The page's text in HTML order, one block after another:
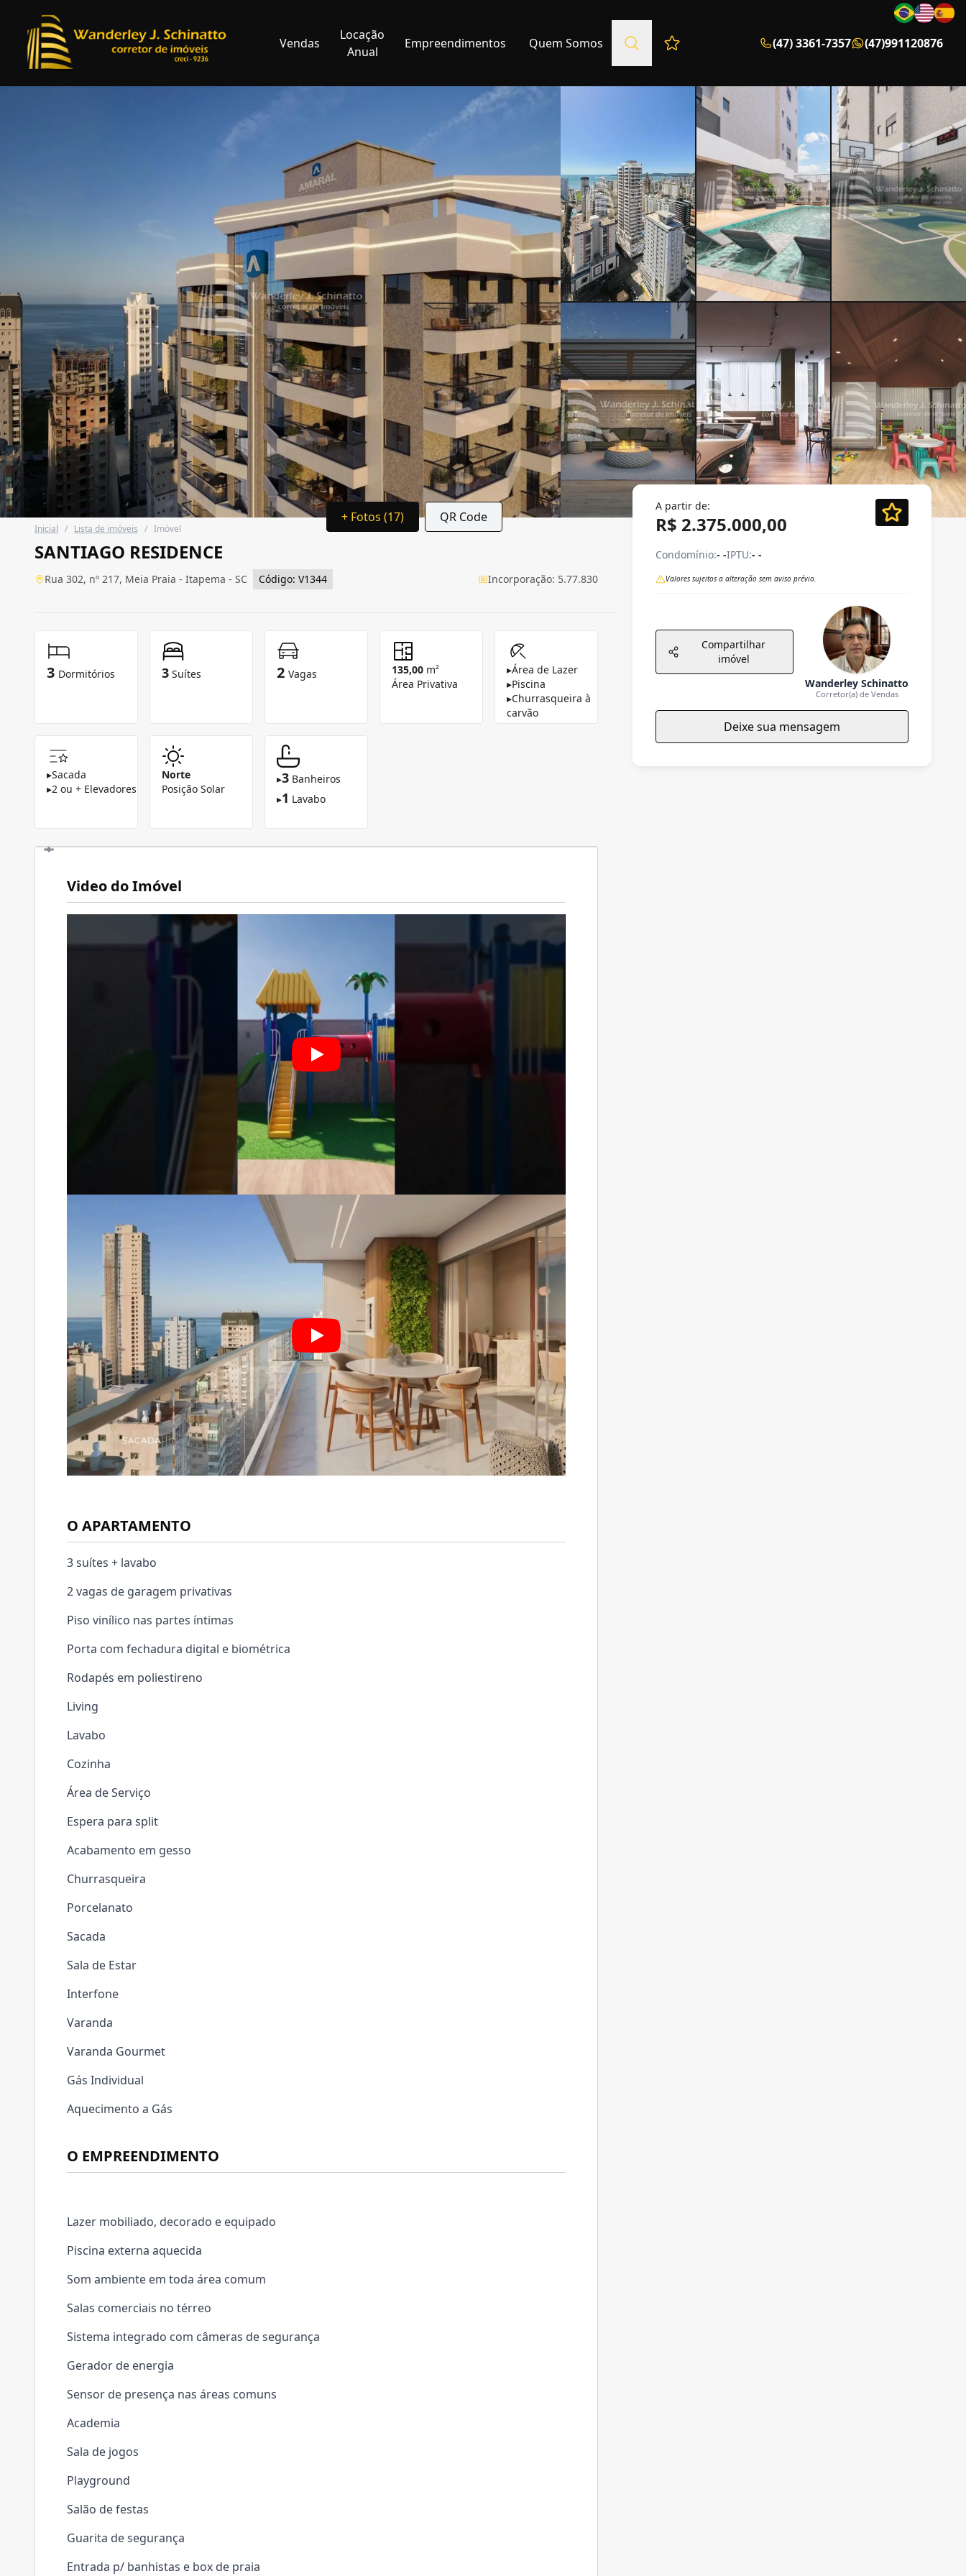
Vendas
Locação
Anual
Empreendimentos Quem Somos Favoritos (0 itens) (47) 3361-7357 (47)991120876
+ Fotos (17) QR Code
Inicial / Lista de imóveis / Imóvel
SANTIAGO RESIDENCE
Rua 302, nº 217, Meia Praia - Itapema - SC Código: V1344 Incorporação: 5.77.830
3 Dormitórios 3 Suítes 2 Vagas 135,00 m²
Área Privativa
▸Área de Lazer
▸Piscina
▸Churrasqueira à
carvão
▸Sacada
▸2 ou + Elevadores
Norte
Posição Solar
▸3 Banheiros
▸1 Lavabo
Video do Imóvel
O APARTAMENTO
3 suítes + lavabo
2 vagas de garagem privativas
Piso vinílico nas partes íntimas
Porta com fechadura digital e biométrica
Rodapés em poliestireno
Living
Lavabo
Cozinha
Área de Serviço
Espera para split
Acabamento em gesso
Churrasqueira
Porcelanato
Sacada
Sala de Estar
Interfone
Varanda
Varanda Gourmet
Gás Individual
Aquecimento a Gás
O EMPREENDIMENTO
Lazer mobiliado, decorado e equipado
Piscina externa aquecida
Som ambiente em toda área comum
Salas comerciais no térreo
Sistema integrado com câmeras de segurança
Gerador de energia
Sensor de presença nas áreas comuns
Academia
Sala de jogos
Playground
Salão de festas
Guarita de segurança
Entrada p/ banhistas e box de praia
A partir de:
R$ 2.375.000,00
Condomínio:- -IPTU:- -
Valores sujeitos a alteração sem aviso prévio.
Compartilhar
imóvel
Wanderley Schinatto
Corretor(a) de Vendas
Deixe sua mensagem